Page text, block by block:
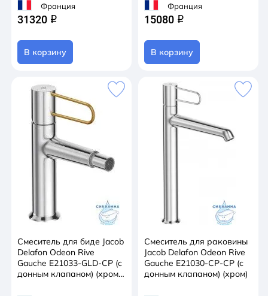
Франция
31320 q
В корзину
Франция
15080 q
В корзину
Смеситель для биде Jacob
Delafon Odeon Rive
Gauche E21033-GLD-CP (с
донным клапаном) (хром/
Смеситель для раковины
Jacob Delafon Odeon Rive
Gauche E21030-CP-CP (с
донным клапаном) (хром)